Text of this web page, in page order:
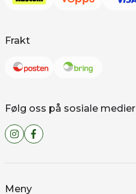
Frakt
Følg oss på sosiale medier
Meny